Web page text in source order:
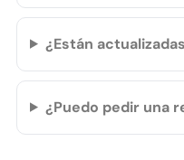
¿Están
¿Puedo pedir una